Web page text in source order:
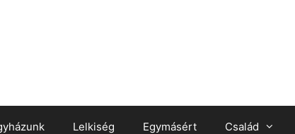
Lelkiség Egymásért Család